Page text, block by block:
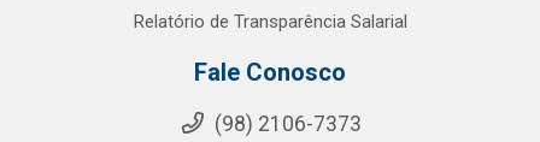
Relatório de Transparência Salarial
Fale Conosco
(98) 2106-7373